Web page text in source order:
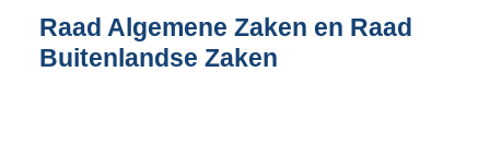
t
Raad Algemene Zaken en Raad
Buitenlandse Zaken